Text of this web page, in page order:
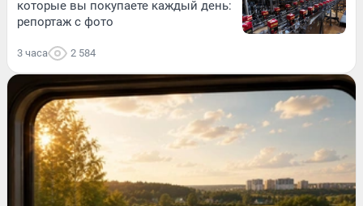
которые вы покупаете каждый день:
репортаж с фото
3 часа 2 584